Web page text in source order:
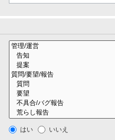
はい いいえ